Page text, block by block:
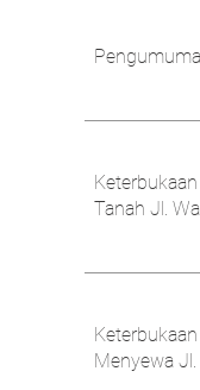
Tanah Jl.
Menyewa